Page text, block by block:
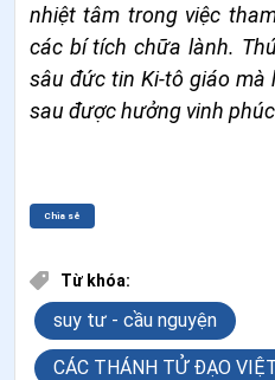
nhiệt tâm trong việc
các bí tích chữa lành.
sâu đức tin Ki-tô giáo mà
sau được hưởng vinh
Chia sẻ
Từ khóa:
suy tư - cầu nguyện
CÁC THÁNH TỬ ĐẠO